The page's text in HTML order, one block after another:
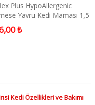
Plus HypoAllergenic
Yavru Kedi Maması 1,5
₺
Kedi Özellikleri ve Bakımı